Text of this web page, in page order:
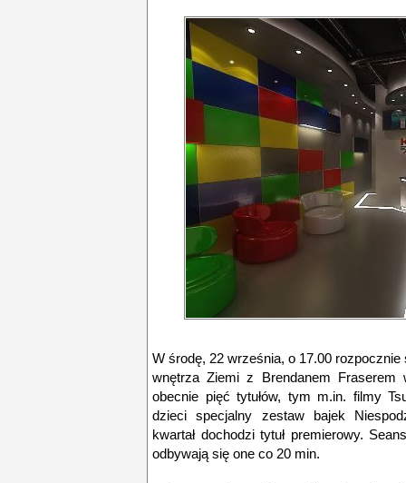
W środę, 22 września, o 17.00
wnętrza Ziemi z Brendanem Fraserem
obecnie pięć tytułów, tym m.in. filmy
dzieci specjalny zestaw bajek
kwartał dochodzi tytuł premierowy.
odbywają się one co 20 min.